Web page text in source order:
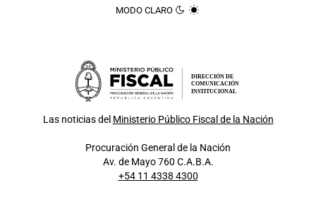
MODO CLARO
DIRECCIÓN DE
COMUNICACIÓN
INSTITUCIONAL
Las noticias del Ministerio Público Fiscal de la Nación
Procuración General de la Nación
Av. de Mayo 760 C.A.B.A.
+54 11 4338 4300